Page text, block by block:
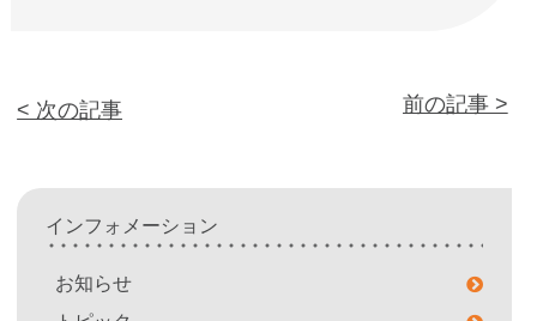
< 次の記事 前の記事 >
インフォメーション
お知らせ